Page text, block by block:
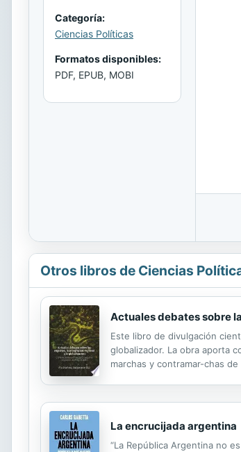
Categoría:
Ciencias Políticas
Formatos disponibles:
PDF, EPUB, MOBI
Otros libros de Ciencias
Actuales debates sobre
Este libro de divulgación
globalizador. La obra aporta
marchas y contramar-chas
La encrucijada argentina
“La República Argentina no